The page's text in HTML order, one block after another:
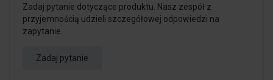
Zadaj pytanie dotyczące produktu. Nasz zespół z
przyjemnością udzieli szczegółowej odpowiedzi na
zapytanie.
Zadaj pytanie